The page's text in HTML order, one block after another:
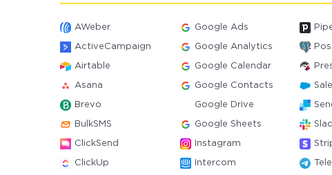
AWeber Google Ads
ActiveCampaign Google Analytics
Airtable Google Calendar
Asana Google Contacts
Brevo Google Drive
BulkSMS Google Sheets
ClickSend Instagram
ClickUp Intercom